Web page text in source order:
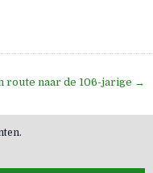
route naar de 106-jarige →